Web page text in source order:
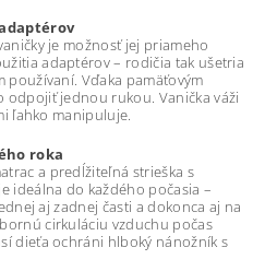
je možnosť jej priameho
adaptérov – rodičia tak ušetria
Vďaka pamäťovým
jednou rukou. Vanička váži
ľahko manipuluje.
roka
a predĺžiteľná strieška s
ideálna do každého počasia –
aj zadnej časti a dokonca aj na
cirkuláciu vzduchu počas
dieťa ochráni hlboký nánožník s